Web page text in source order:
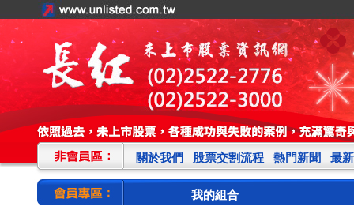
關於我們 股票交割流程 熱門新聞 最
我的組合